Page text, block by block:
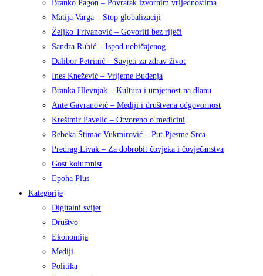
Branko Pagon – Povratak izvornim vrijednostima
Matija Varga – Stop globalizaciji
Željko Trivanović – Govoriti bez riječi
Sandra Rubić – Ispod uobičajenog
Dalibor Petrinić – Savjeti za zdrav život
Ines Knežević – Vrijeme Buđenja
Branka Hlevnjak – Kultura i umjetnost na dlanu
Ante Gavranović – Mediji i društvena odgovornost
Krešimir Pavelić – Otvoreno o medicini
Rebeka Štimac Vukmirović – Put Pjesme Srca
Predrag Livak – Za dobrobit čovjeka i čovječanstva
Gost kolumnist
Epoha Plus
Kategorije
Digitalni svijet
Društvo
Ekonomija
Mediji
Politika